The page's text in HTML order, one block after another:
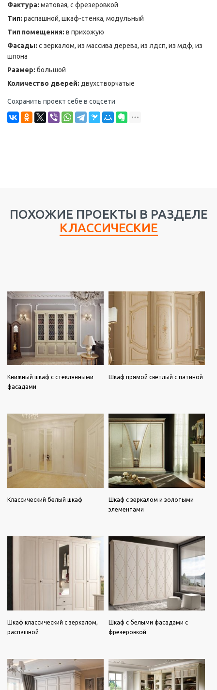
Фактура: матовая, с фрезеровкой
Тип: распашной, шкаф-стенка, модульный
Тип помещения: в прихожую
Фасады: с зеркалом, из массива дерева, из лдсп, из мдф, из
шпона
Размер: большой
Количество дверей: двухстворчатые
Сохранить проект себе в соцсети
ПОХОЖИЕ ПРОЕКТЫ В РАЗДЕЛЕ
КЛАССИЧЕСКИЕ
Книжный шкаф с стеклянными
фасадами
Шкаф прямой светлый с патиной
Классический белый шкаф
Шкаф с зеркалом и золотыми
элементами
Шкаф классический с зеркалом,
распашной
Шкаф с белыми фасадами с
фрезеровкой